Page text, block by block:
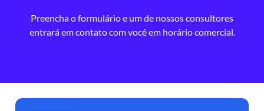
Preencha o formulário e um de nossos consultores
entrará em contato com você em horário comercial.